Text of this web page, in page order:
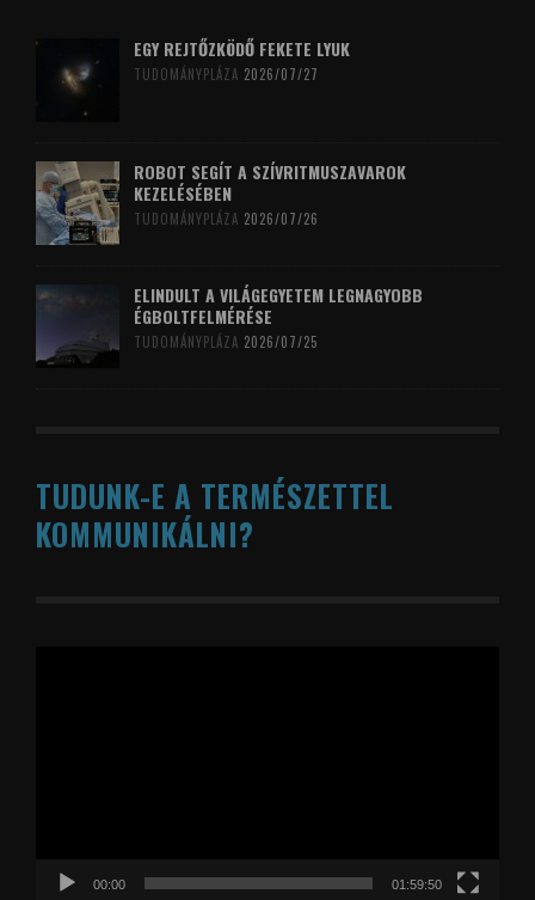
EGY REJTŐZKÖDŐ FEKETE LYUK
TUDOMÁNYPLÁZA 2026/07/27
ROBOT SEGÍT A SZÍVRITMUSZAVAROK
KEZELÉSÉBEN
TUDOMÁNYPLÁZA 2026/07/26
ELINDULT A VILÁGEGYETEM LEGNAGYOBB
ÉGBOLTFELMÉRÉSE
TUDOMÁNYPLÁZA 2026/07/25
TUDUNK-E A TERMÉSZETTEL
KOMMUNIKÁLNI?
00:00 01:59:50